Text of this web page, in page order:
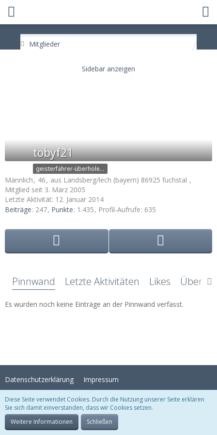
Mitglieder
tobyf21
geisterfahrer-überholer by brain
Männlich 46
aus Landsberg/lech (bayern) 86925 fuchstal
Mitglied seit 3. März 2005
Letzte Aktivität: 12. Januar 2014
Beiträge 247 Punkte 1.435 Profil-Aufrufe 635
Pinnwand Letzte Aktivitäten Likes Über
Es wurden noch keine Einträge an der Pinnwand verfasst.
Datenschutzerklärung Impressum
Stil:Crystal Temptation , erstellt vonKittMedia
Community-Software:
Diese Seite verwendet Cookies. Durch die Nutzung unserer Seite erklären
Sie sich damit einverstanden, dass wir Cookies setzen.
Weitere Informationen
Schließen